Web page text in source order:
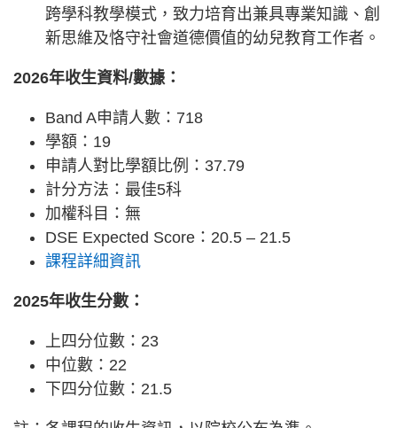
跨學科教學模式，致力培育出兼具專業知識、創
新思維及恪守社會道德價值的幼兒教育工作者。
2026年收生資料/數據：
Band A申請人數：718
學額：19
申請人對比學額比例：37.79
計分方法：最佳5科
加權科目：無
DSE Expected Score：20.5 – 21.5
課程詳細資訊
2025年收生分數：
上四分位數：23
中位數：22
下四分位數：21.5